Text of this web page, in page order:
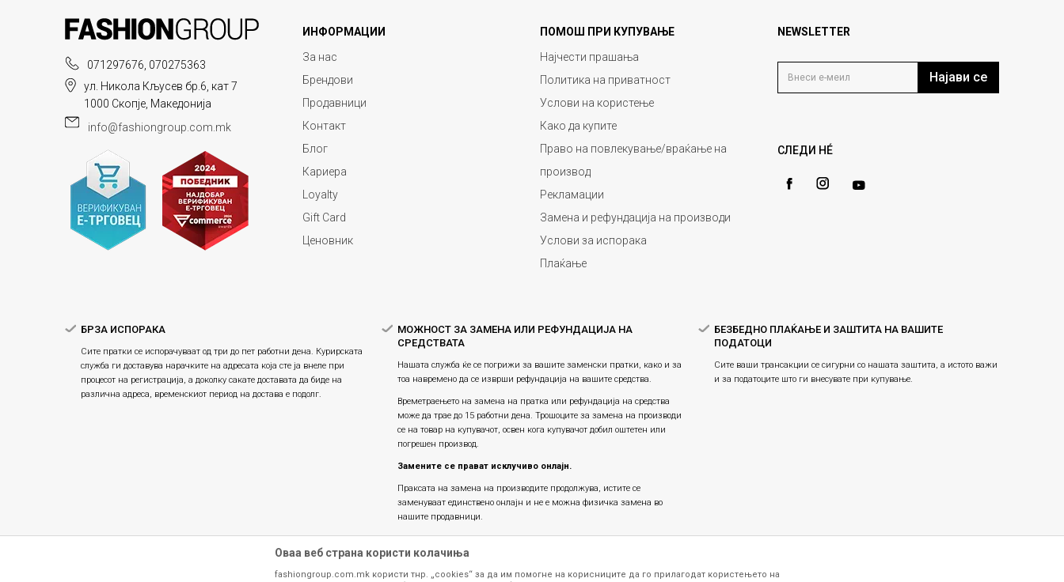
071297676, 070275363
ул. Никола Кљусев бр.6, кат 7
1000 Скопје, Македонија
info@fashiongroup.com.mk
ИНФОРМАЦИИ
За нас
Брендови
Продавници
Контакт
Блог
Кариера
Loyalty
Gift Card
Ценовник
ПОМОШ ПРИ КУПУВАЊЕ
Најчести прашања
Политика на приватност
Услови на користење
Како да купите
Право на повлекување/враќање на
производ
Рекламации
Замена и рефундација на производи
Услови за испорака
Плаќање
NEWSLETTER
Најави се
СЛЕДИ НÉ
БРЗА ИСПОРАКА
Сите пратки се испорачуваат од три до пет работни дена. Курирската
служба ги доставува нарачките на адресата која сте ја внеле при
процесот на регистрација, а доколку сакате доставата да биде на
различна адреса, временскиот период на достава е подолг.
МОЖНОСТ ЗА ЗАМЕНА ИЛИ РЕФУНДАЦИЈА НА
СРЕДСТВАТА
Нашата служба ќе се погрижи за вашите заменски пратки, како и за
тоа навремено да се изврши рефундација на вашите средства.
Времетраењето на замена на пратка или рефундацијa на средства
може да трае до 15 работни дена. Трошоците за замена на производи
се на товар на купувачот, освен кога купувачот добил оштетен или
погрешен производ.
Замените се прават исклучиво онлајн.
Праксата на замена на производите продолжува, истите се
заменуваат единствено онлајн и не е можна физичка замена во
нашите продавници.
БЕЗБЕДНО ПЛАЌАЊЕ И ЗАШТИТА НА ВАШИТЕ
ПОДАТОЦИ
Сите ваши трансакции се сигурни со нашата заштита, а истото важи
и за податоците што ги внесувате при купување.
Оваа веб страна користи колачиња
fashiongroup.com.mk користи тнр. „cookies“ за да им помогне на корисниците да го прилагодат користењето на